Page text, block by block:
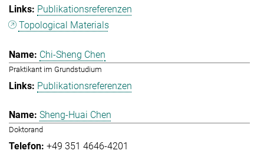
Publikationsreferenzen
Topological Materials
Chi-Sheng Chen
Praktikant im Grundstudium
Publikationsreferenzen
Sheng-Huai Chen
Doktorand
+49 351 4646-4201